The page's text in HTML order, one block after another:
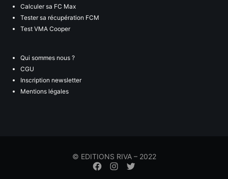
Calculer sa FC Max
Tester sa récupération FCM
Test VMA Cooper
Qui sommes nous ?
CGU
Inscription newsletter
Mentions légales
© EDITIONS RIVA – 2022
Élément